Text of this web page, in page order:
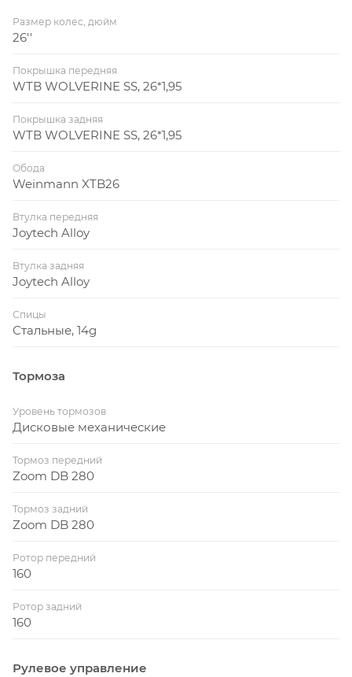
Размер колес, дюйм
26''
Покрышка передняя
WTB WOLVERINE SS, 26*1,95
Покрышка задняя
WTB WOLVERINE SS, 26*1,95
Обода
Weinmann XTB26
Втулка передняя
Joytech Alloy
Втулка задняя
Joytech Alloy
Спицы
Стальные, 14g
Тормоза
Уровень тормозов
Дисковые механические
Тормоз передний
Zoom DB 280
Тормоз задний
Zoom DB 280
Ротор передний
160
Ротор задний
160
Рулевое управление